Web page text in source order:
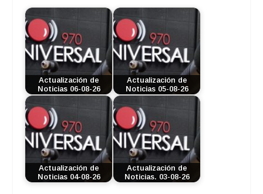
Actualización de
Noticias 06-08-26
Actualización de
Noticias 05-08-26
Actualización de
Noticias 04-08-26
Actualización de
Noticias. 03-08-26